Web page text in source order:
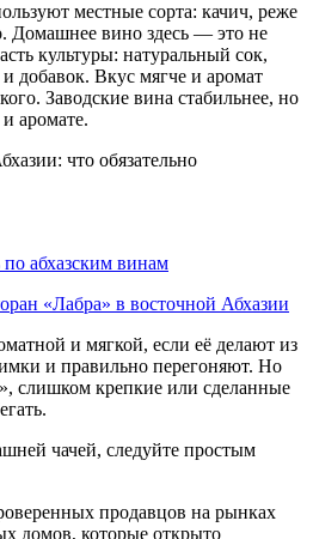
местные сорта: качич, реже
Домашнее вино здесь — это не
культуры: натуральный сок,
добавок. Вкус мягче и аромат
Заводские вина стабильнее, но
аромате.
абхазским винам
«Лабра» в восточной Абхазии
и мягкой, если её делают из
и правильно перегоняют. Но
слишком крепкие или сделанные
чачей, следуйте простым
продавцов на рынках
домов, которые открыто